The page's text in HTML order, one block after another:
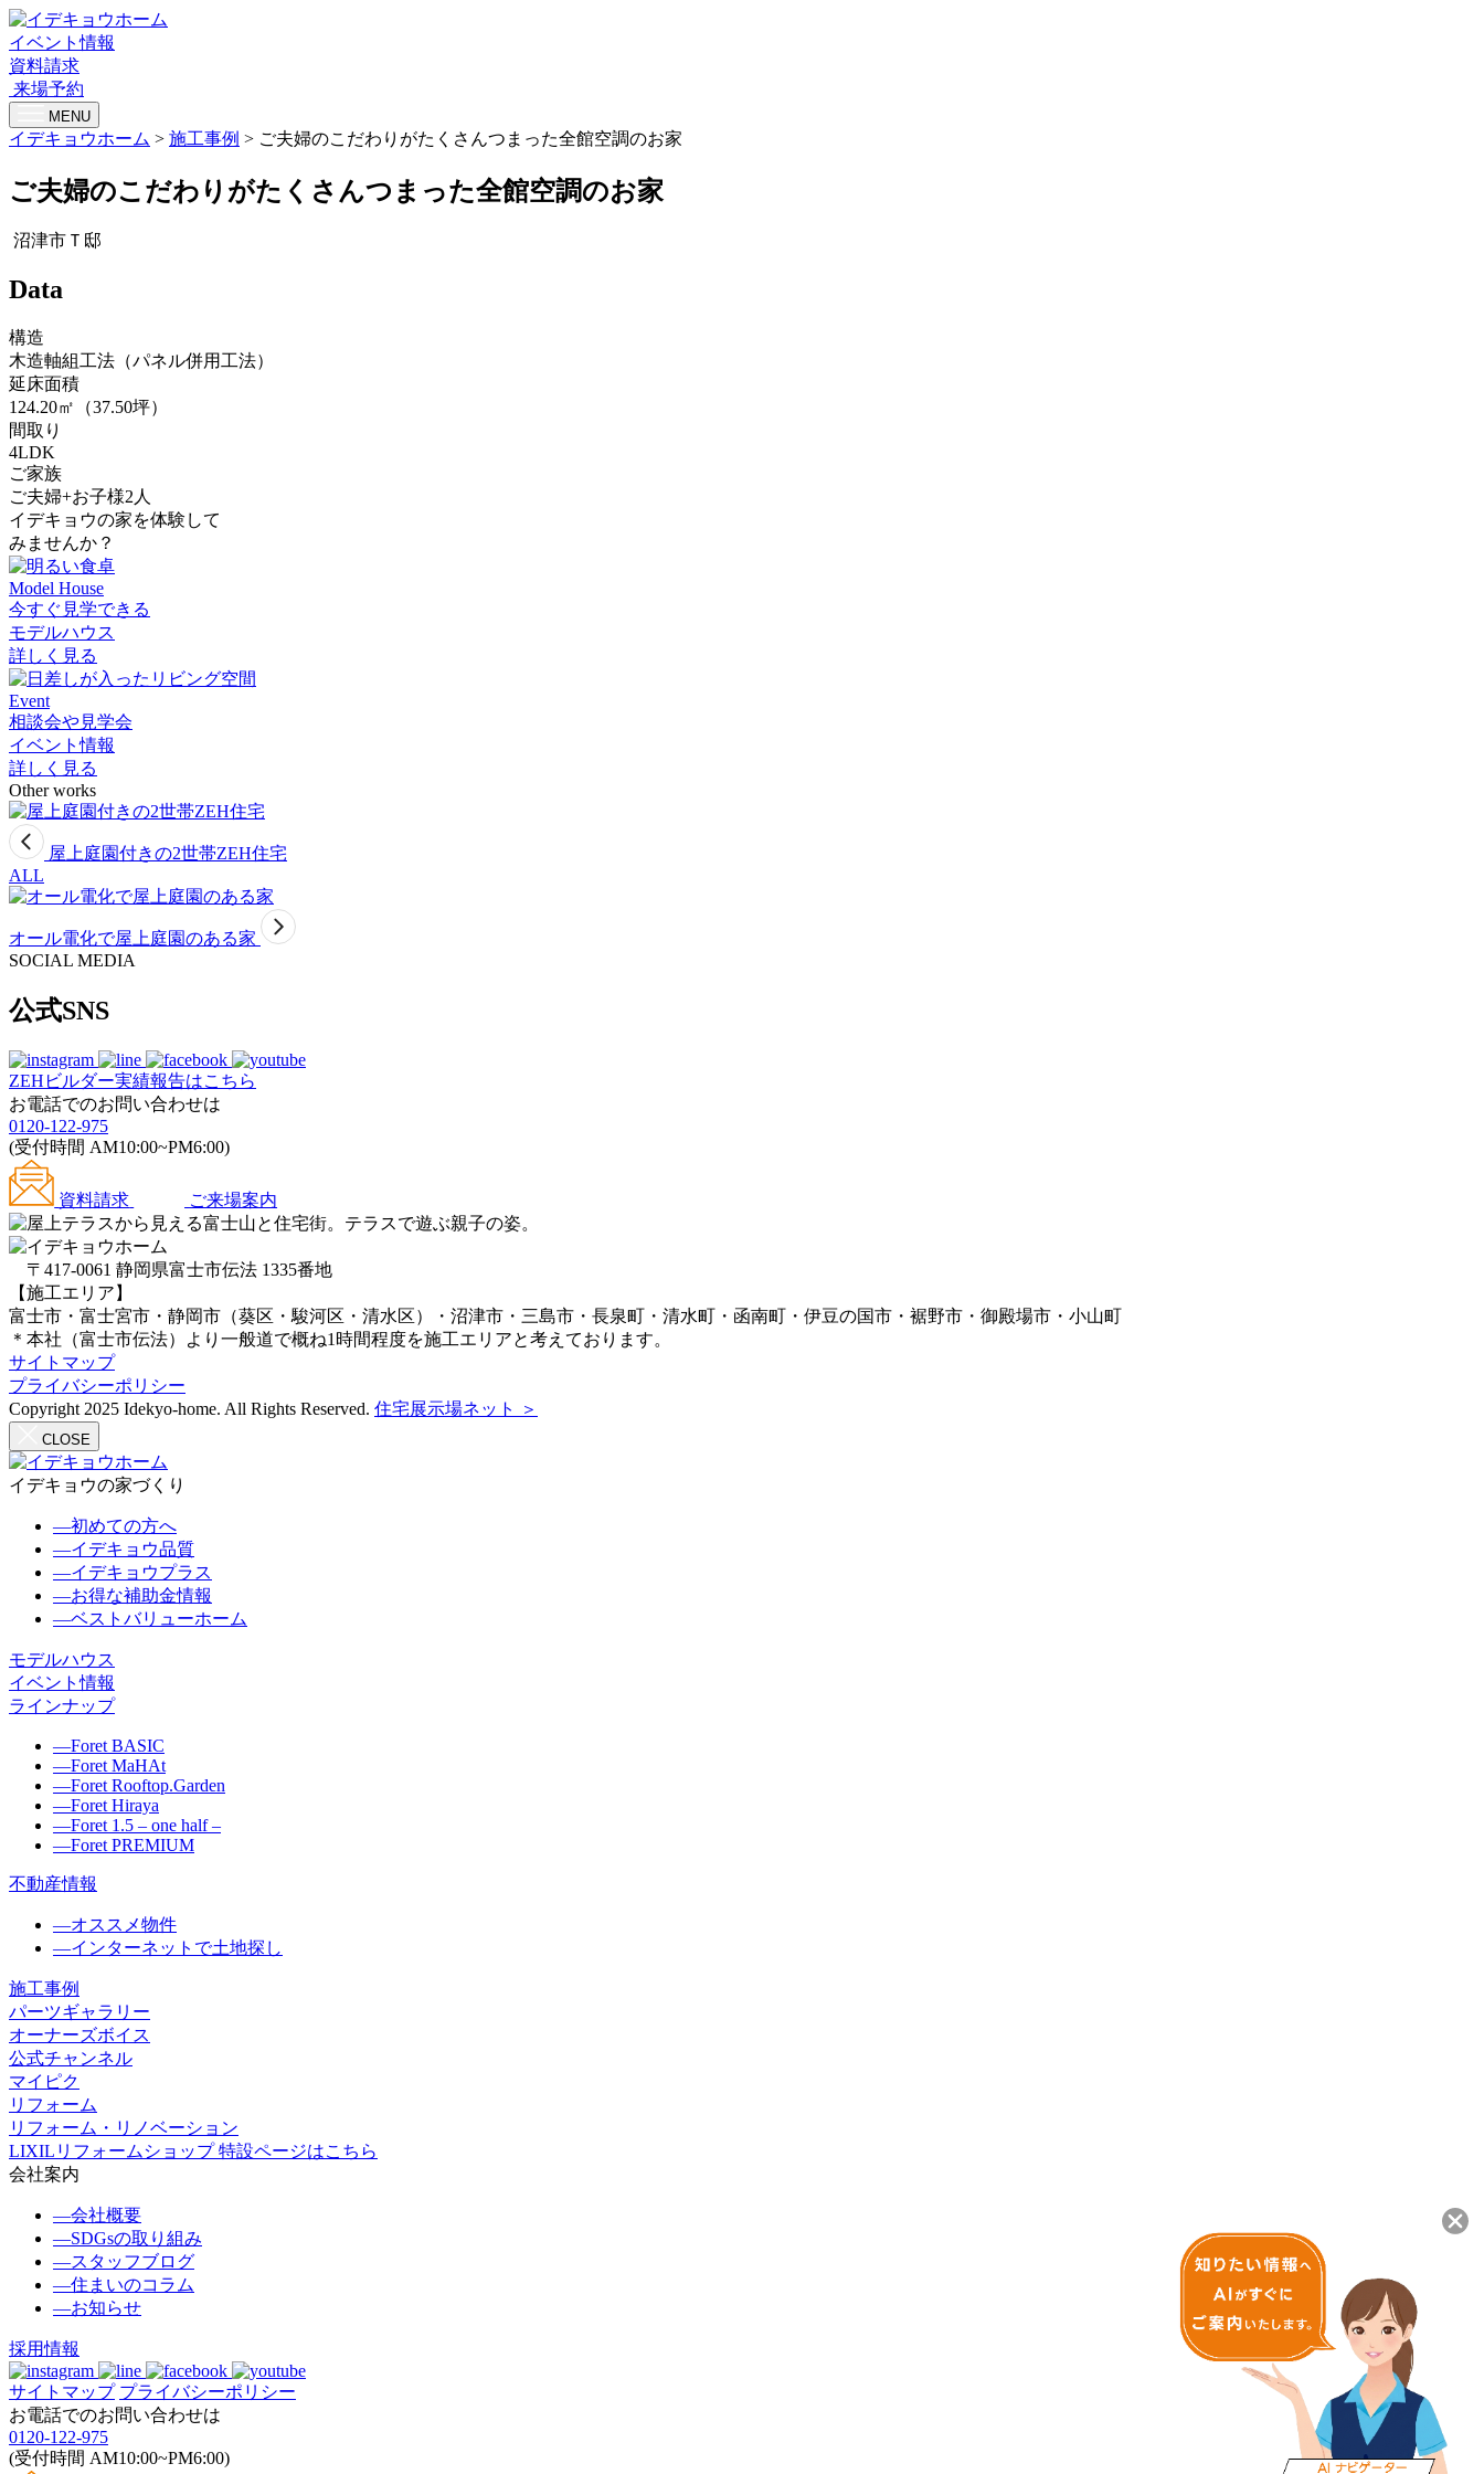
イベント情報
資料請求
来場予約
MENU
イデキョウホーム > 施工事例 > ご夫婦のこだわりがたくさんつまった全館空調のお家
ご夫婦のこだわりがたくさんつまった全館空調のお家
沼津市Ｔ邸
Data
構造
木造軸組工法（パネル併用工法）
延床面積
124.20㎡（37.50坪）
間取り
4LDK
ご家族
ご夫婦+お子様2人
イデキョウの家を体験して
みませんか？
Model House
今すぐ見学できる
モデルハウス
詳しく見る
Event
相談会や見学会
イベント情報
詳しく見る
Other works
屋上庭園付きの2世帯ZEH住宅
ALL
オール電化で屋上庭園のある家
SOCIAL MEDIA
公式SNS
ZEHビルダー実績報告はこちら
お電話でのお問い合わせは
0120-122-975
(受付時間 AM10:00~PM6:00)
資料請求 ご来場案内
〒417-0061 静岡県富士市伝法 1335番地
【施工エリア】
富士市・富士宮市・静岡市（葵区・駿河区・清水区）・沼津市・三島市・長泉町・清水町・函南町・伊豆の国市・裾野市・御殿場市・小山町
＊本社（富士市伝法）より一般道で概ね1時間程度を施工エリアと考えております。
サイトマップ
プライバシーポリシー
Copyright 2025 Idekyo-home. All Rights Reserved. 住宅展示場ネット ＞
CLOSE
イデキョウの家づくり
―初めての方へ
―イデキョウ品質
―イデキョウプラス
―お得な補助金情報
―ベストバリューホーム
モデルハウス
イベント情報
ラインナップ
―Foret BASIC
―Foret MaHAt
―Foret Rooftop.Garden
―Foret Hiraya
―Foret 1.5 – one half –
―Foret PREMIUM
不動産情報
―オススメ物件
―インターネットで土地探し
施工事例
パーツギャラリー
オーナーズボイス
公式チャンネル
マイピク
リフォーム
リフォーム・リノベーション
LIXILリフォームショップ 特設ページはこちら
会社案内
―会社概要
―SDGsの取り組み
―スタッフブログ
―住まいのコラム
―お知らせ
採用情報
サイトマップ プライバシーポリシー
お電話でのお問い合わせは
0120-122-975
(受付時間 AM10:00~PM6:00)